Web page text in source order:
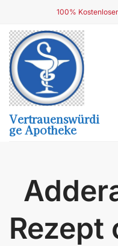
content
100%
Vertrauenswürdi
Ge Apotheke
Rezept